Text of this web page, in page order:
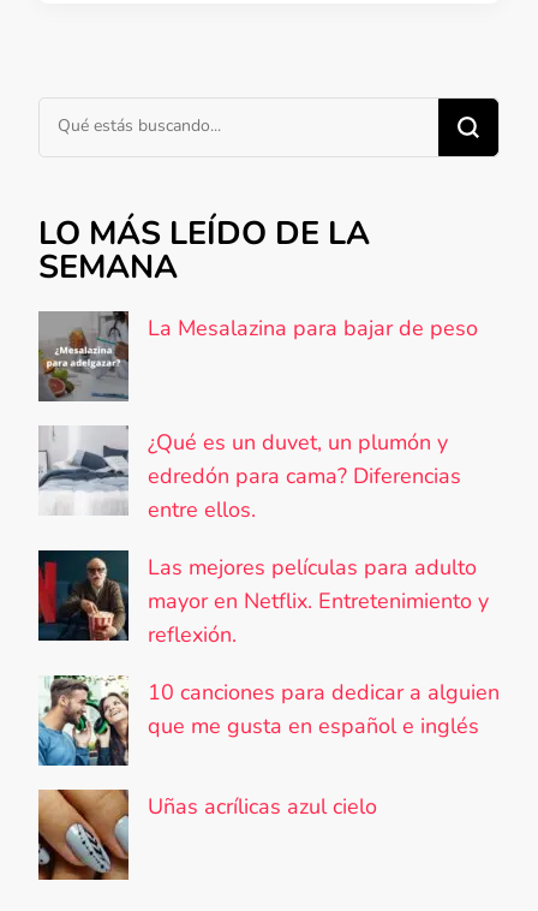
¿Buscas algo?
LO MÁS LEÍDO DE LA
SEMANA
La Mesalazina para bajar de peso
¿Qué es un duvet, un plumón y
edredón para cama? Diferencias
entre ellos.
Las mejores películas para adulto
mayor en Netflix. Entretenimiento y
reflexión.
10 canciones para dedicar a alguien
que me gusta en español e inglés
Uñas acrílicas azul cielo